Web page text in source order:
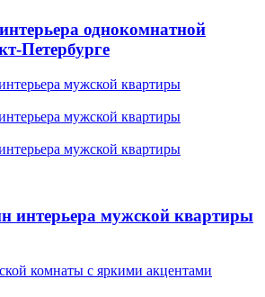
однокомнатной
Петербурге
интерьера мужской квартиры